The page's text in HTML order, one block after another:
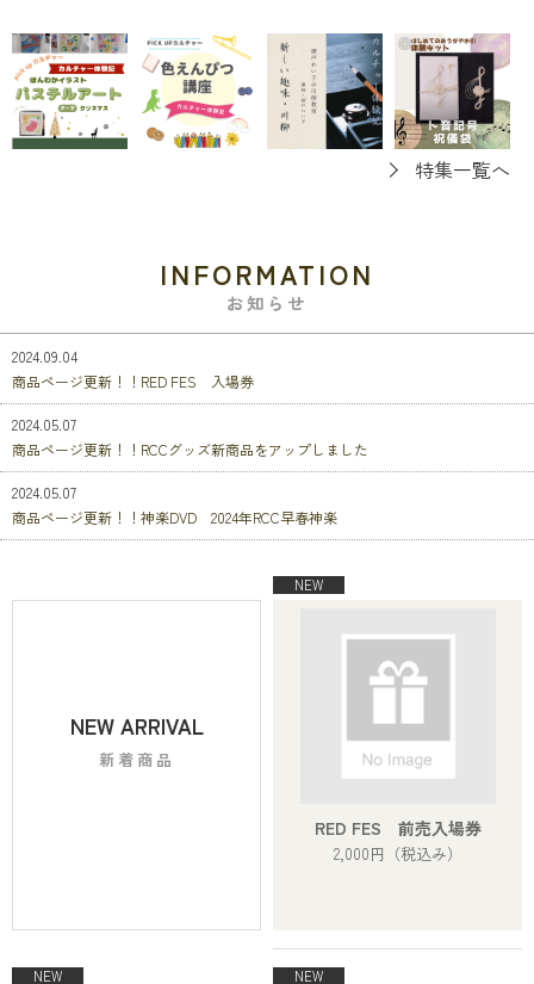
特集一覧へ
INFORMATION
お知らせ
2024.09.04
商品ページ更新！！RED FES 入場券
2024.05.07
商品ページ更新！！RCCグッズ新商品をアップしました
2024.05.07
商品ページ更新！！神楽DVD 2024年RCC早春神楽
NEW ARRIVAL
新着商品
RED FES 前売入場券
2,000円 （税込み）